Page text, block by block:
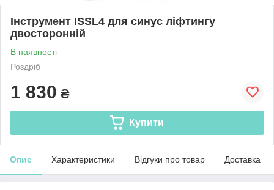
Інструмент ISSL4 для синус ліфтингу
двосторонній
В наявності
Роздріб
1 830 ₴
Купити
Опис Характеристики Відгуки про товар Доставка